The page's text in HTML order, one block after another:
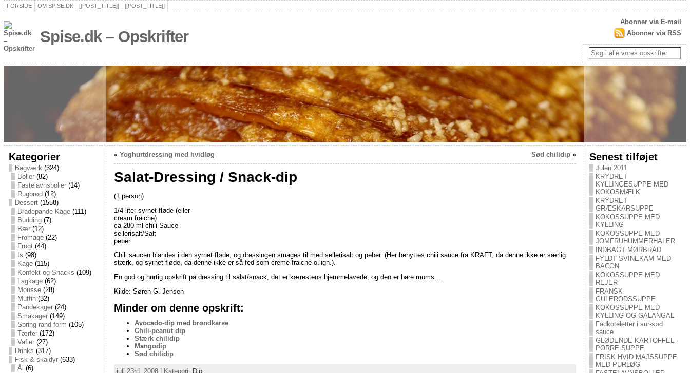
FORSIDE OM SPISE.DK [[POST_TITLE]] [[POST_TITLE]]
Spise.dk – Opskrifter
Abonner via E-mail
Abonner via RSS
Kategorier
Bagværk(324)
Boller(82)
Fastelavnsboller(14)
Rugbrød (12)
Dessert(1558)
Bradepande Kage(111)
Budding(7)
Bær(12)
Fromage(22)
Frugt(44)
Is (98)
Kage(115)
Konfekt og Snacks (109)
Lagkage(62)
Mousse(28)
Muffin(32)
Pandekager(24)
Småkager(149)
Spring rand form (105)
Tærter(172)
Vafler(27)
Drinks (317)
Fisk & skaldyr(633)
Ål (6)
« Yoghurtdressing med hvidløg Sød chilidip»
Salat-Dressing / Snack-dip
(1 person)
1/4 liter syrnet fløde (eller
cream fraiche)
ca 280 ml chili Sauce
sellerisalt/Salt
peber
Chili saucen blandes i den syrnet fløde, og dressingen smages til med sellerisalt og peber. (Her benyttes chili sauce fra KRAFT, da denne ikke er særlig
stærk, og syrnet fløde, da denne ikke er så fed som creme fraiche o.lign.).
En god og hurtig opskrift på dressing til salat/snack, det er kærestens hjemmelavede, og den er bare mums….
Kilde: Søren G. Jensen
Minder om denne opskrift:
Avocado-dip med brøndkarse
Chili-peanut dip
Stærk chilidip
Mangodip
Sød chilidip
juli 23rd, 2008 | Kategori: Dip
Senest tilføjet
Julen 2011
KRYDRET
KYLLINGESUPPE MED
KOKOSMÆLK
KRYDRET
GRÆSKARSUPPE
KOKOSSUPPE MED
KYLLING
KOKOSSUPPE MED
JOMFRUHUMMERHALER
INDBAGT MØRBRAD
FYLDT SVINEKAM MED
BACON
KOKOSSUPPE MED
REJER
FRANSK
GULERODSSUPPE
KOKOSSUPPE MED
KYLLING OG GALANGAL
Fadkoteletter i sur-sød
sauce
GLØDENDE KARTOFFEL-
PORRE SUPPE
FRISK HVID MAJSSUPPE
MED PURLØG